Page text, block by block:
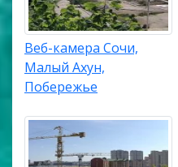
Веб-камера Сочи,
Малый Ахун,
Побережье